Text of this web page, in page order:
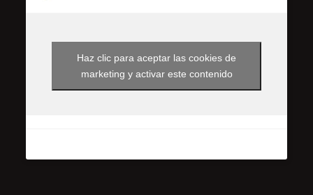
Haz clic para aceptar las cookies de
marketing y activar este contenido